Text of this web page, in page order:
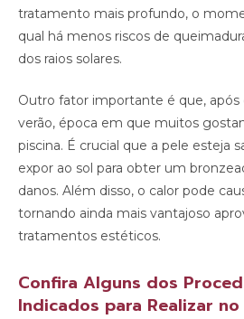
tratamento mais profundo, o
qual há menos riscos de
dos raios solares.
Outro fator importante é que, após
verão, época em que muitos
piscina. É crucial que a pele esteja
expor ao sol para obter um
danos. Além disso, o calor pode
tornando ainda mais vantajoso
tratamentos estéticos.
Confira Alguns dos
Indicados para Realizar